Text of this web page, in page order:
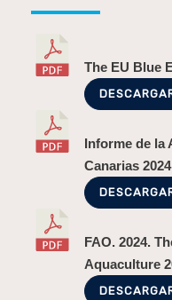
The EU Blue
Informe de
Canarias 2024
FAO. 2024.
Aquaculture